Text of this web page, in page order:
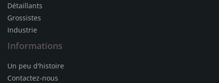
Détaillants
Grossistes
Industrie
Informations
Un peu d'histoire
Contactez-nous